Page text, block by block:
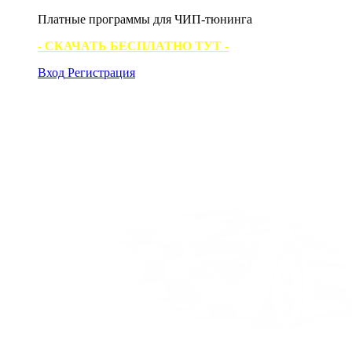
Платные программы для ЧИП-тюнинга
- СКАЧАТЬ БЕСПЛАТНО ТУТ -
Вход Регистрация